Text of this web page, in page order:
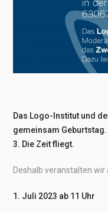
Das Logo-Institut und
gemeinsam
3. Die Zeit fliegt.
Deshalb veranstalten wir
1. Juli 2023 ab 11 Uhr